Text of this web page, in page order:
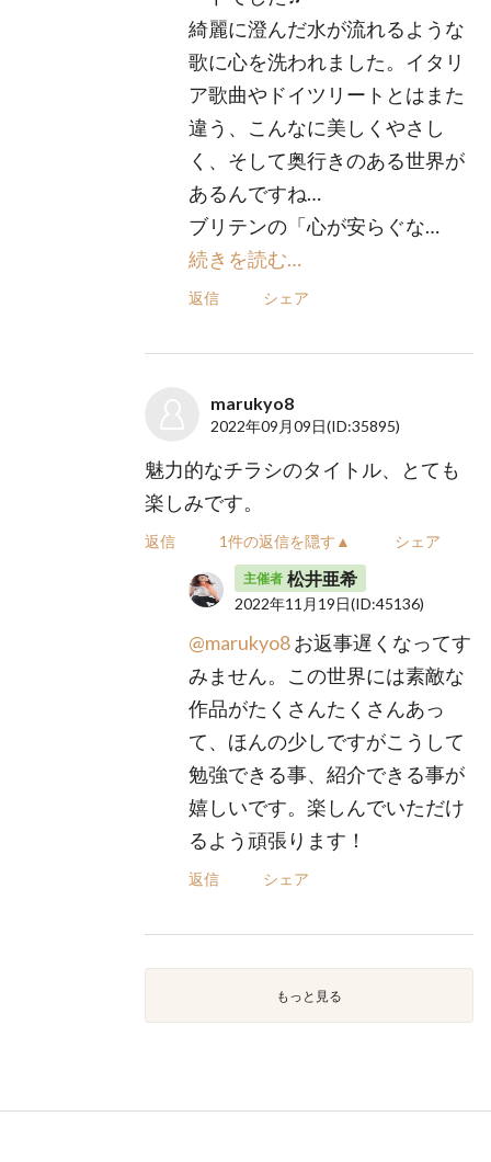
綺麗に澄んだ水が流れるような
歌に心を洗われました。イタリ
ア歌曲やドイツリートとはまた
違う、こんなに美しくやさし
く、そして奥行きのある世界が
あるんですね…
ブリテンの「心が安らぐな…
続きを読む…
返信 シェア
marukyo8
2022年09月09日(ID:35895)
魅力的なチラシのタイトル、とても
楽しみです。
返信 1件の返信を隠す▲ シェア
主催者 松井亜希
2022年11月19日(ID:45136)
@marukyo8お返事遅くなってす
みません。この世界には素敵な
作品がたくさんたくさんあっ
て、ほんの少しですがこうして
勉強できる事、紹介できる事が
嬉しいです。楽しんでいただけ
るよう頑張ります！
返信 シェア
もっと見る